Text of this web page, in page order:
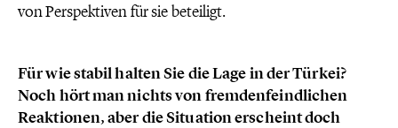
von Perspektiven für sie beteiligt.
Für wie stabil halten Sie die Lage in der Türkei?
Noch hört man nichts von fremdenfeindlichen
Reaktionen, aber die Situation erscheint doch